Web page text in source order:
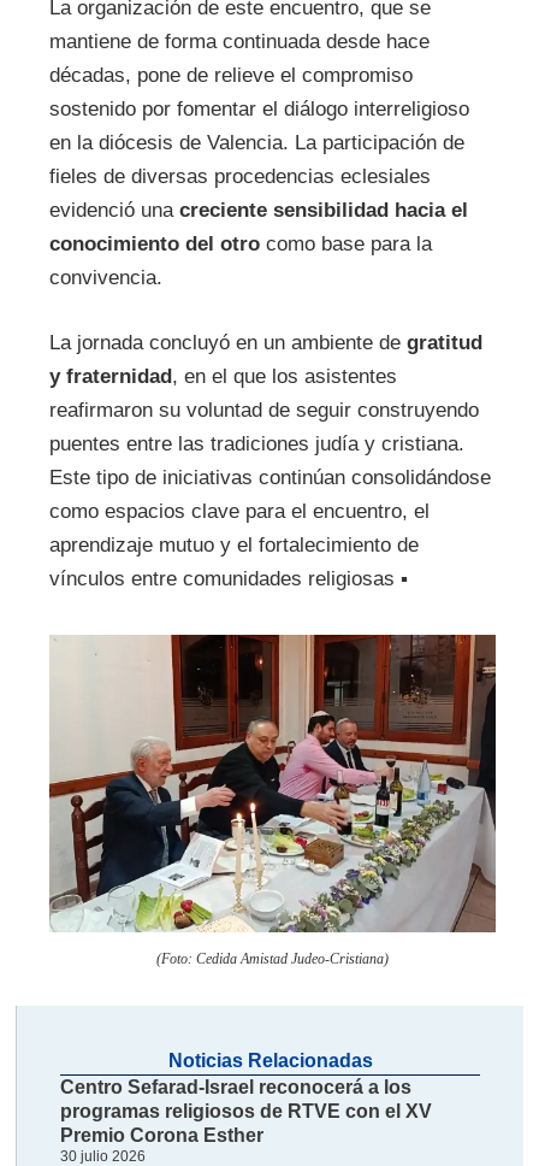
La organización de este encuentro, que se
mantiene de forma continuada desde hace
décadas, pone de relieve el compromiso
sostenido por fomentar el diálogo interreligioso
en la diócesis de Valencia. La participación de
fieles de diversas procedencias eclesiales
evidenció una creciente sensibilidad hacia el
conocimiento del otrocomo base para la
convivencia.
La jornada concluyó en un ambiente de gratitud
y fraternidad, en el que los asistentes
reafirmaron su voluntad de seguir construyendo
puentes entre las tradiciones judía y cristiana.
Este tipo de iniciativas continúan consolidándose
como espacios clave para el encuentro, el
aprendizaje mutuo y el fortalecimiento de
vínculos entre comunidades religiosas ▪
(Foto: Cedida Amistad Judeo-Cristiana)
Noticias Relacionadas
Centro Sefarad-Israel reconocerá a los
programas religiosos de RTVE con el XV
Premio Corona Esther
30 julio 2026